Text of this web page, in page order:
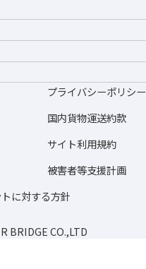
プライバシーポリシー
国内貨物運送約款
サイト利用規約
被害者等支援計画
に対する方針
BRIDGE CO.,LTD